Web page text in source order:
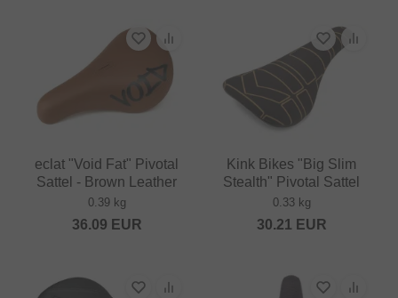
eclat "Void Fat" Pivotal
Sattel - Brown Leather
0.39 kg
36.09 EUR
Kink Bikes "Big Slim
Stealth" Pivotal Sattel
0.33 kg
30.21 EUR